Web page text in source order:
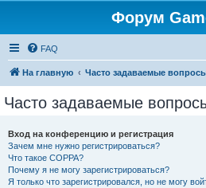
Форум
FAQ
На главную Часто задаваемые
Часто задаваемые
Вход на конференцию и регистрация
Зачем мне нужно регистрироваться?
Что такое COPPA?
Почему я не могу зарегистрироваться?
Я только что зарегистрировался, но не могу